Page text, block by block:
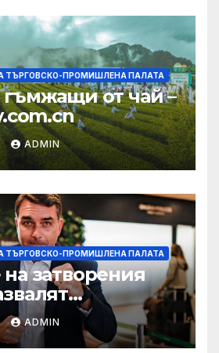
ТЪРГОВСКО-ПРОМИШЛЕНА ПАЛАТА
от чай –
ADMIN
ТЪРГОВСКО-ПРОМИШЛЕНА ПАЛАТА
затворения
на Флавио
за президент на
ADMIN